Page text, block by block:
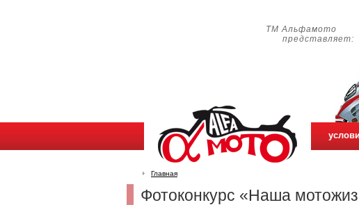
ТМ Альфамото
представляет:
Главная
Фотоконкурс «Наша